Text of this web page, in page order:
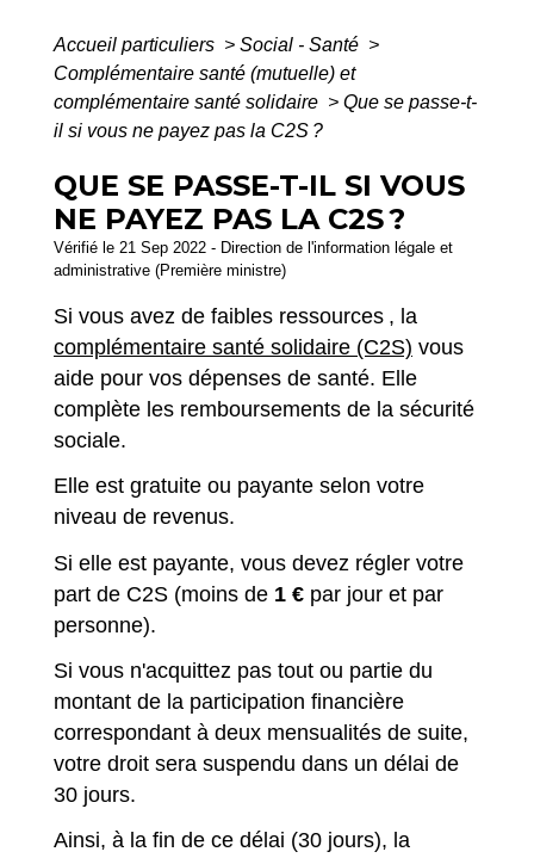
Accueil particuliers > Social - Santé >
Complémentaire santé (mutuelle) et
complémentaire santé solidaire > Que se passe-t-
il si vous ne payez pas la C2S ?
QUE SE PASSE-T-IL SI VOUS
NE PAYEZ PAS LA C2S ?
Vérifié le 21 Sep 2022 - Direction de l'information légale et
administrative (Première ministre)
Si vous avez de faibles ressources , la
complémentaire santé solidaire (C2S) vous
aide pour vos dépenses de santé. Elle
complète les remboursements de la sécurité
sociale.
Elle est gratuite ou payante selon votre
niveau de revenus.
Si elle est payante, vous devez régler votre
part de C2S (moins de 1 € par jour et par
personne).
Si vous n'acquittez pas tout ou partie du
montant de la participation financière
correspondant à deux mensualités de suite,
votre droit sera suspendu dans un délai de
30 jours.
Ainsi, à la fin de ce délai (30 jours), la